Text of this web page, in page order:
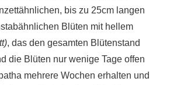
bis zu 25cm langen
Blüten mit hellem
, das den gesamten Blütenstand
die Blüten nur wenige Tage offen
mehrere Wochen erhalten und